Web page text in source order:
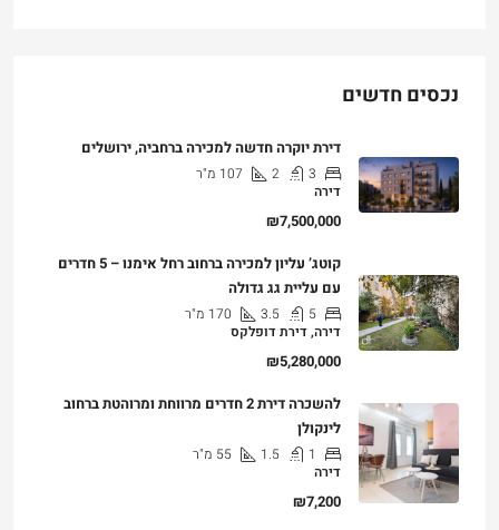
נכסים חדשים
דירת יוקרה חדשה למכירה ברחביה, ירושלים
3
2
107 מ"ר
דירה
₪7,500,000
קוטג’ עליון למכירה ברחוב רחל אימנו – 5 חדרים
עם עליית גג גדולה
5
3.5
170 מ"ר
דירה, דירת דופלקס
₪5,280,000
להשכרה דירת 2 חדרים מרווחת ומרוהטת ברחוב
לינקולן
1
1.5
55 מ"ר
דירה
₪7,200